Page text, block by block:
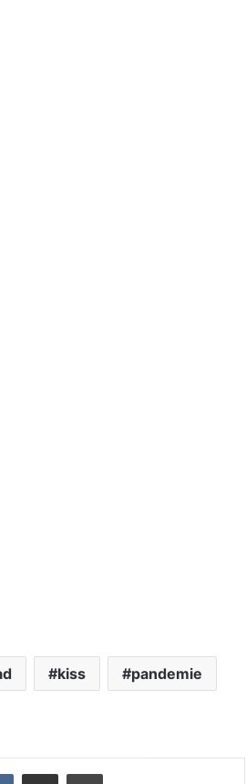
kiss pandemie
VKontakte
Distribuie prin mail Tipărește